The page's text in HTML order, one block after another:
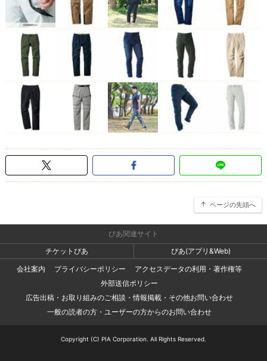
ページの先頭へ
ぴあ関連サイト
チケットぴあ
ぴあ(アプリ&Web)
会社案内
プライバシーポリシー
アクセスデータの利用・著作権等
外部送信ポリシー
広告出稿・お取り組みのご相談・情報掲載・その他お問い合わせ
一般の読者の方・ユーザーの方からのお問い合わせ
Copyright (C) PIA Corporation. All Rights Reserved.